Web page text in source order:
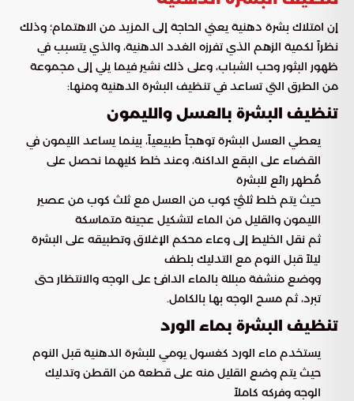
إن امتلاك بشرة دهنية يعني الحاجة إلى المزيد من الاهتمام؛ وذلك
نظراً لكمية الزهم الذي تفرزه الغدد الدهنية، والذي يتسبب في
ظهور البثور وحب الشباب، وعلى ذلك نشير فيما يلي إلى مجموعة
من الطرق التي تساعد في تنظيف البشرة الدهنية ومنها:
تنظيف البشرة بالعسل والليمون
يعطي العسل البشرة توهجاً طبيعياً، بينما يساعد الليمون في
القضاء على البقع الداكنة، وعند خلط كليهما نحصل على
مُطهر رائع للبشرة
حيث يتم خلط ثلثيّ كوب من العسل مع ثلث كوب من عصير
الليمون والقليل من الماء لتشكيل عجينة متماسكة
ثم نقل الخليط إلى وعاء محكم الإغلاق وتطبيقه على البشرة
ليلاً قبل النوم مع التدليك بلطف
ووضع منشفة مبللة بالماء الدافئ على الوجه والانتظار حتى
تبرد، ثم مسح الوجه بها بالكامل.
تنظيف البشرة بماء الورد
يستخدم ماء الورد كغسول يومي للبشرة الدهنية قبل النوم
حيث يتم وضع القليل منه على قطعة من القطن وتدليك
الوجه وفركه كاملاً